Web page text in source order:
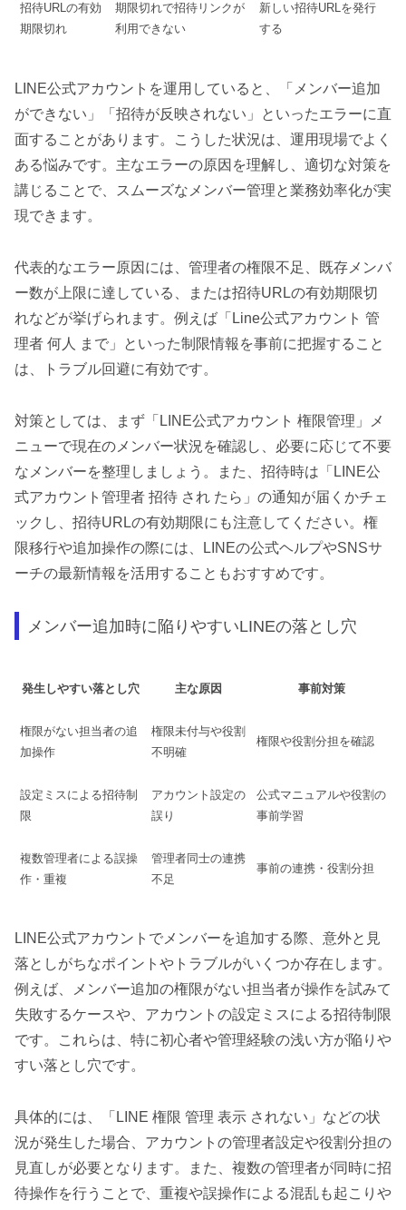
招待URLの有効
期限切れ
期限切れで招待リンクが
利用できない
新しい招待URLを発行
する
LINE公式アカウントを運用していると、「メンバー追加
ができない」「招待が反映されない」といったエラーに直
面することがあります。こうした状況は、運用現場でよく
ある悩みです。主なエラーの原因を理解し、適切な対策を
講じることで、スムーズなメンバー管理と業務効率化が実
現できます。
代表的なエラー原因には、管理者の権限不足、既存メンバ
ー数が上限に達している、または招待URLの有効期限切
れなどが挙げられます。例えば「Line公式アカウント 管
理者 何人 まで」といった制限情報を事前に把握すること
は、トラブル回避に有効です。
対策としては、まず「LINE公式アカウント 権限管理」メ
ニューで現在のメンバー状況を確認し、必要に応じて不要
なメンバーを整理しましょう。また、招待時は「LINE公
式アカウント管理者 招待 され たら」の通知が届くかチェ
ックし、招待URLの有効期限にも注意してください。権
限移行や追加操作の際には、LINEの公式ヘルプやSNSサ
ーチの最新情報を活用することもおすすめです。
メンバー追加時に陥りやすいLINEの落とし穴
発生しやすい落とし穴 主な原因 事前対策
権限がない担当者の追
加操作
権限未付与や役割
不明確
権限や役割分担を確認
設定ミスによる招待制
限
アカウント設定の
誤り
公式マニュアルや役割の
事前学習
複数管理者による誤操
作・重複
管理者同士の連携
不足
事前の連携・役割分担
LINE公式アカウントでメンバーを追加する際、意外と見
落としがちなポイントやトラブルがいくつか存在します。
例えば、メンバー追加の権限がない担当者が操作を試みて
失敗するケースや、アカウントの設定ミスによる招待制限
です。これらは、特に初心者や管理経験の浅い方が陥りや
すい落とし穴です。
具体的には、「LINE 権限 管理 表示 されない」などの状
況が発生した場合、アカウントの管理者設定や役割分担の
見直しが必要となります。また、複数の管理者が同時に招
待操作を行うことで、重複や誤操作による混乱も起こりや